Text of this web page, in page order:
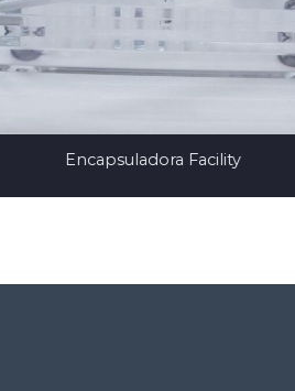
Encapsuladora Facility